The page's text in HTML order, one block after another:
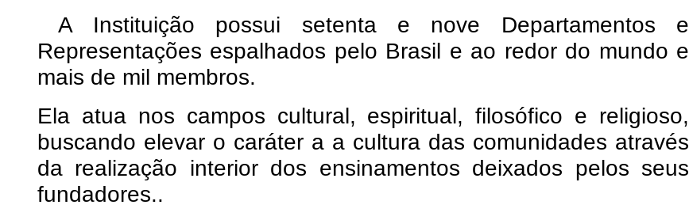
A Instituição possui setenta e nove Departamentos e
Representações espalhados pelo Brasil e ao redor do mundo e
mais de mil membros.
Ela atua nos campos cultural, espiritual, filosófico e religioso,
buscando elevar o caráter a a cultura das comunidades através
da realização interior dos ensinamentos deixados pelos seus
fundadores..